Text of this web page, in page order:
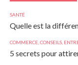
SANTÉ
Quelle est la
COMMERCE CONSEILS
5 secrets pour